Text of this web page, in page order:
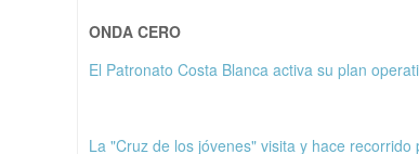
ONDA CERO
El Patronato Costa Blanca activa su plan
La "Cruz de los jóvenes" visita y hace